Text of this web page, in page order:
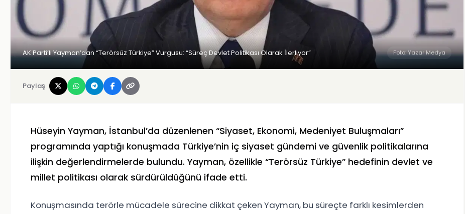
AK Parti’li Yayman’dan “Terörsüz Türkiye” Vurgusu: “Süreç Devlet Politikası Olarak İlerliyor” Foto: Yazar Medya
Paylaş
Hüseyin Yayman, İstanbul’da düzenlenen “Siyaset, Ekonomi, Medeniyet Buluşmaları”
programında yaptığı konuşmada Türkiye’nin iç siyaset gündemi ve güvenlik politikalarına
ilişkin değerlendirmelerde bulundu. Yayman, özellikle “Terörsüz Türkiye” hedefinin devlet ve
millet politikası olarak sürdürüldüğünü ifade etti.
Konuşmasında terörle mücadele sürecine dikkat çeken Yayman, bu süreçte farklı kesimlerden